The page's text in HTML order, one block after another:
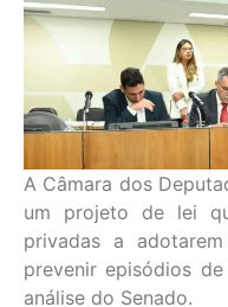
A Câmara dos
um projeto de lei
privadas a
prevenir episódios
análise do Senado.